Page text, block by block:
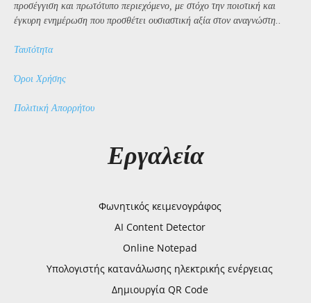
προσέγγιση και πρωτότυπο περιεχόμενο, με στόχο την ποιοτική και
έγκυρη ενημέρωση που προσθέτει ουσιαστική αξία στον αναγνώστη..
Ταυτότητα
Όροι Χρήσης
Πολιτική Απορρήτου
Εργαλεία
Φωνητικός κειμενογράφος
AI Content Detector
Online Notepad
Υπολογιστής κατανάλωσης ηλεκτρικής ενέργειας
Δημιουργία QR Code